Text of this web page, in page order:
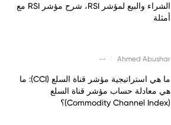
الشراء والبيع لمؤشر RSI، شرح مؤشر RSI مع
أمثلة
Ahmed Abushar
--
ما هي استراتيجية مؤشر قناة السلع (CCI): ما
هي معادلة حساب مؤشر قناة السلع
(Commodity Channel Index)؟